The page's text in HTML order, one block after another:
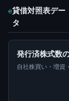
e貸借対照表デー
タ
発行済株式数
自社株買い・増資